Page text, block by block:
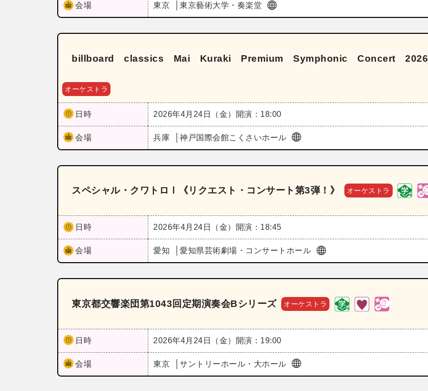
会場 東京 東京藝術大学・奏楽堂
billboard classics Mai Kuraki Premium Symphonic Concert 2026
オーケストラ
日時 2026年4月24日（金） 開演：18:00
会場 兵庫 神戸国際会館こくさいホール
スペシャル・クワトロⅠ《リクエスト・コンサート第3弾！》 オーケストラ
日時 2026年4月24日（金） 開演：18:45
会場 愛知 愛知県芸術劇場・コンサートホール
東京都交響楽団第1043回定期演奏会Bシリーズ オーケストラ
日時 2026年4月24日（金） 開演：19:00
会場 東京 サントリーホール・大ホール